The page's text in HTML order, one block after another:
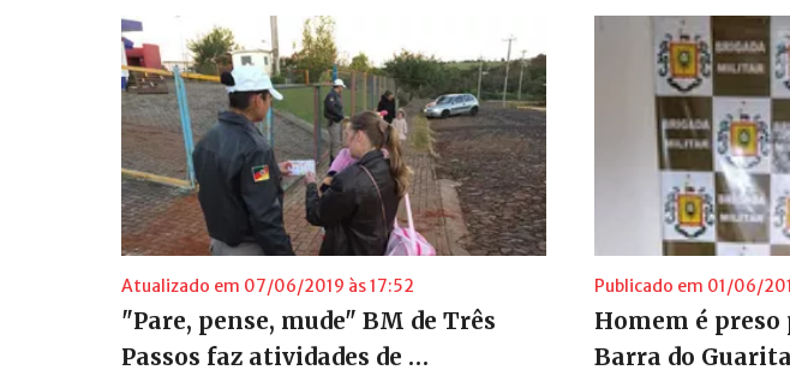
Atualizado em 07/06/2019 às 17:52
"Pare, pense, mude" BM de Três
Passos faz atividades de …
Publicado em 01/06/
Homem é
Barra do Guarita